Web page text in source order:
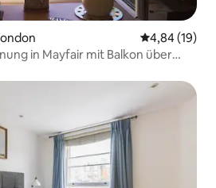
4,84 (19)
in Mayfair mit Balkon über